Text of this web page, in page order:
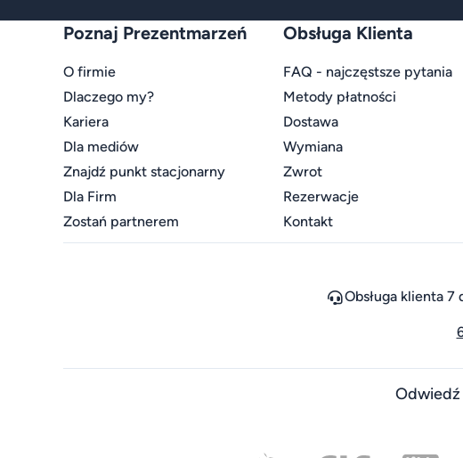
Poznaj Prezentmarzeń
O firmie
Dlaczego my?
Kariera
Dla mediów
Znajdź punkt stacjonarny
Dla Firm
Zostań partnerem
Obsługa Klienta
FAQ - najczęstsze pytania
Metody płatności
Dostawa
Wymiana
Zwrot
Rezerwacje
Kontakt
Obsługa klienta
Odwiedź